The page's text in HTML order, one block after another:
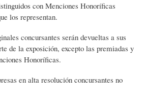
con Menciones Honoríficas
los representan.
concursantes serán devueltas a sus
de la exposición, excepto las premiadas y
Honoríficas.
en alta resolución concursantes no